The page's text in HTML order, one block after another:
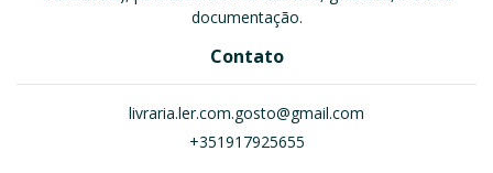
documentação.
Contato
livraria.ler.com.gosto@gmail.com
+351917925655